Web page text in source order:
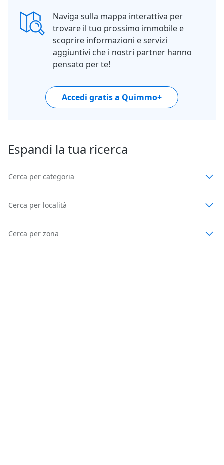
Naviga sulla mappa interattiva per
trovare il tuo prossimo immobile e
scoprire informazioni e servizi
aggiuntivi che i nostri partner hanno
pensato per te!
Accedi gratis a Quimmo+
Espandi la tua ricerca
Cerca per categoria
Cerca per località
Cerca per zona